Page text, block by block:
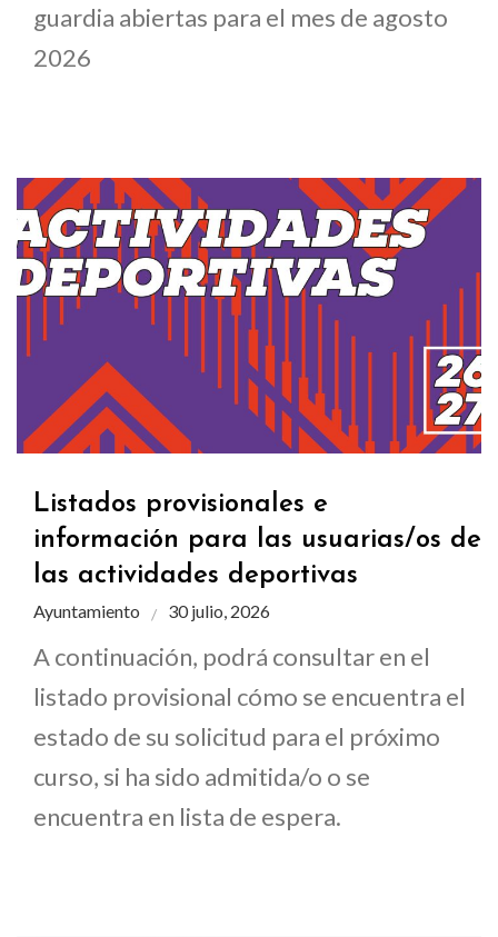
guardia abiertas para el mes de agosto
2026
Listados provisionales e
información para las usuarias/os de
las actividades deportivas
Ayuntamiento 30 julio, 2026
A continuación, podrá consultar en el
listado provisional cómo se encuentra el
estado de su solicitud para el próximo
curso, si ha sido admitida/o o se
encuentra en lista de espera.